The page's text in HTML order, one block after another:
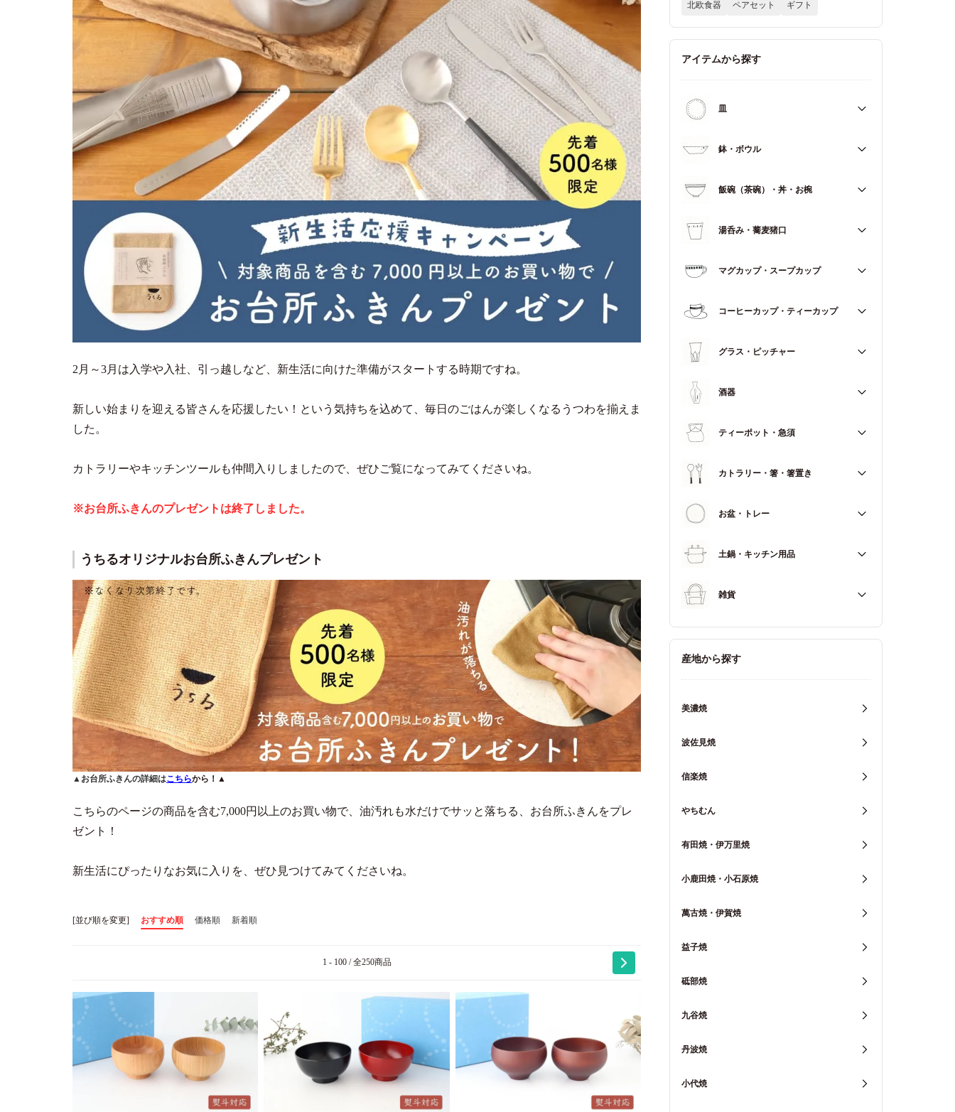
2月～3月は入学や入社、引っ越しなど、新生活に向けた準備がスタートする時期ですね。
新しい始まりを迎える皆さんを応援したい！という気持ちを込めて、毎日のごはんが楽しくなるうつわを揃えま
した。
カトラリーやキッチンツールも仲間入りしましたので、ぜひご覧になってみてくださいね。
※お台所ふきんのプレゼントは終了しました。
うちるオリジナルお台所ふきんプレゼント
▲お台所ふきんの詳細はこちらから！▲
こちらのページの商品を含む7,000円以上のお買い物で、油汚れも水だけでサッと落ちる、お台所ふきんをプレ
ゼント！
新生活にぴったりなお気に入りを、ぜひ見つけてみてくださいね。
[並び順を変更] おすすめ順 価格順 新着順
1 - 100 / 全250商品
北欧食器 ペアセット ギフト
アイテムから探す
皿
すべて
取皿・中皿（15～20cm）
鉢・ボウル
すべて
中鉢（13～17cm）
飯碗（茶碗）・丼・お椀
すべて
丼（どんぶり）
湯呑み・蕎麦猪口
蕎麦猪口（そばちょこ）
マグカップ・スープカップ
スープカップ
コーヒーカップ・ティーカップ
グラス・ピッチャー
すべて
酒器
お猪口（おちょこ）
ティーポット・急須
カトラリー・箸・箸置き
すべて
箸
お盆・トレー
すべて
土鍋・キッチン用品
すべて
キッチン用品
重箱・弁当箱
雑貨
すべて
産地から探す
美濃焼
波佐見焼
信楽焼
やちむん
有田焼・伊万里焼
小鹿田焼・小石原焼
萬古焼・伊賀焼
益子焼
砥部焼
九谷焼
丹波焼
小代焼